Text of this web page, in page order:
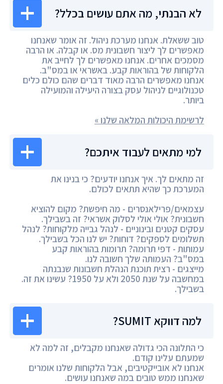
לא הבנתי, מה אתם עושים בכלל?
טוב ששאלת. אנחנו מערכת ניהול. זה אומר שאנחנו
מאפשרים לך ליצור חשבונית מס. או קבלה. או הרבה
מסמכים אחרים. אנחנו מאפשרים לך לחייב את
הלקוחות של בהוראות קבע. באשראי או במס"ב.
אנחנו מאפשרים הרבה מאוד דברים שהם כולם כלים
טכנולוגיים לניהול עסק בצורה היעילה והמועילה
ביותר.
לרשימת היכולות המלאה שלנו »
למי מתאים לעבוד איתכם?
זה מתאים לך. איך אנחנו יודעים? כי בנינו את
המערכת כך שהיא תתאים לכולם.
עצמאים/פרילאנסרים - מה חיפשת? מקום להוציא
חשבונית? אולי אולי לסלוק אשראי? זה בשבילך.
עסקים קטנים ובינוניים - לנהל גבייה מלקוחות? לנהל
תשלומים לספקים? דוחות? יש לנו הכל בשבילך.
עמותות - דפי תרומה? תרומות בהוראות קבע
במס"ב? העמותה שלך חשובה לנו.
מייצגים - רצית תוכנת הנהלת חשבונות שנבנתה
במחשבה על שנת 2050 ולא על 1950? עשינו את זה.
בשבילך.
למה דווקא SUMIT?
כי התלונה הכי גדולה שאנחנו מקבלים, זה למה לא
שמעתם עלינו קודם.
אנחנו לא אובייקטיבים, אבל הלקוחות שלנו אומרים
שאנחנו ממש טובים במה שאנחנו עושים.